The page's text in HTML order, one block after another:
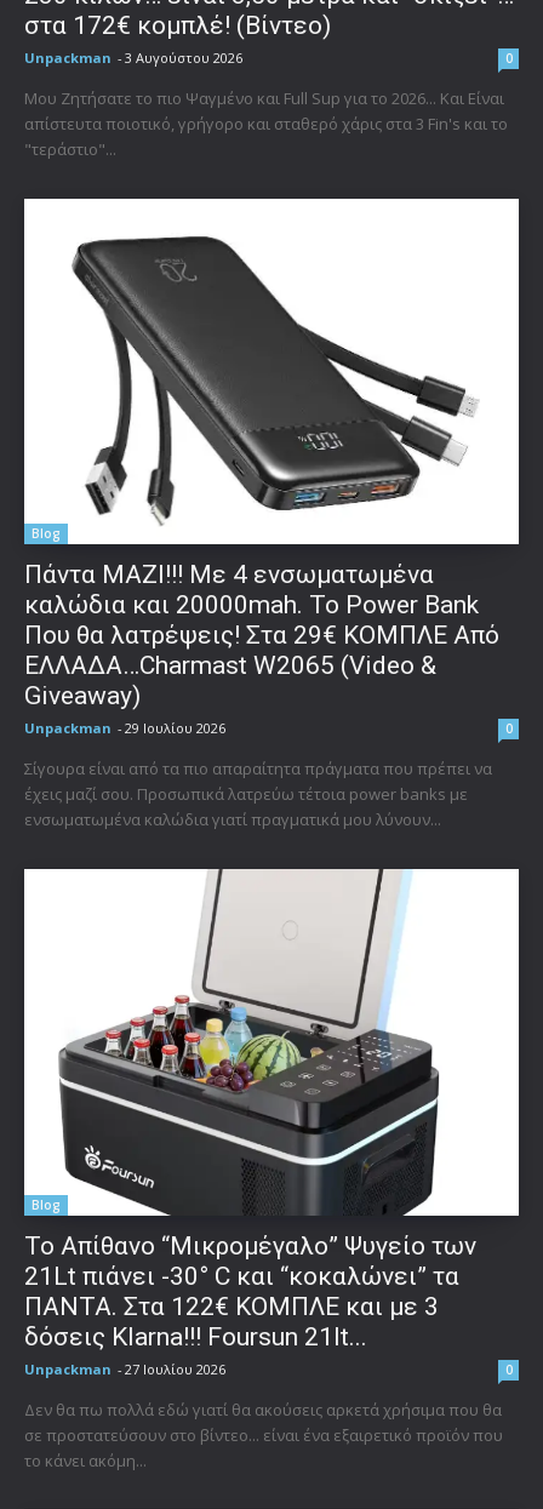
στα 172€ κομπλέ! (Βίντεο)
Unpackman - 3 Αυγούστου 2026 0
Μου Ζητήσατε το πιο Ψαγμένο και Full Sup για το 2026... Και Είναι
απίστευτα ποιοτικό, γρήγορο και σταθερό χάρις στα 3 Fin's και το
"τεράστιο"...
Blog
Πάντα ΜΑΖΙ!!! Με 4 ενσωματωμένα
καλώδια και 20000mah. Το Power Bank
Που θα λατρέψεις! Στα 29€ ΚΟΜΠΛΕ Από
ΕΛΛΑΔΑ…Charmast W2065 (Video &
Giveaway)
Unpackman - 29 Ιουλίου 2026 0
Σίγουρα είναι από τα πιο απαραίτητα πράγματα που πρέπει να
έχεις μαζί σου. Προσωπικά λατρεύω τέτοια power banks με
ενσωματωμένα καλώδια γιατί πραγματικά μου λύνουν...
Blog
Το Απίθανο “Μικρομέγαλο” Ψυγείο των
21Lt πιάνει -30° C και “κοκαλώνει” τα
ΠΑΝΤΑ. Στα 122€ ΚΟΜΠΛΕ και με 3
δόσεις Klarna!!! Foursun 21lt...
Unpackman - 27 Ιουλίου 2026 0
Δεν θα πω πολλά εδώ γιατί θα ακούσεις αρκετά χρήσιμα που θα
σε προστατεύσουν στο βίντεο... είναι ένα εξαιρετικό προϊόν που
το κάνει ακόμη...